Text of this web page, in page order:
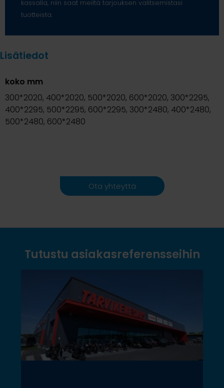
kassalla, niin saat meiltä tarjouksen valitsemistasi
tuotteista.
Lisätiedot
koko mm
300*2020, 400*2020, 500*2020, 600*2020, 300*2295,
400*2295, 500*2295, 600*2295, 300*2480, 400*2480,
500*2480, 600*2480
Ota yhteyttä
Tutustu asiakasreferensseihin